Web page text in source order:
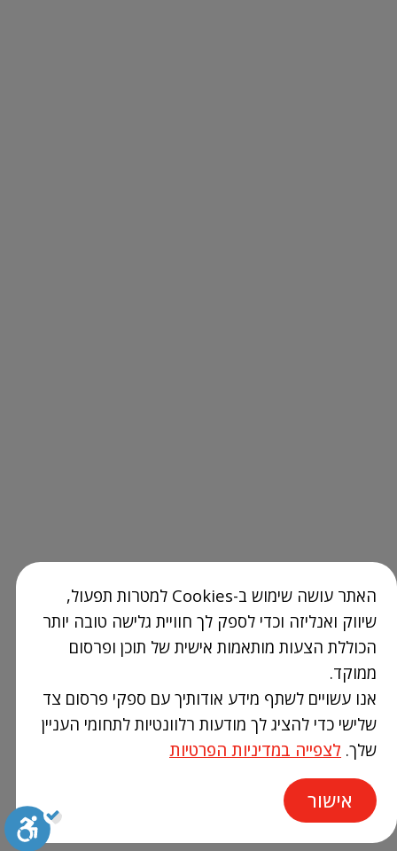
האתר עושה שימוש ב-Cookies למטרות תפעול,
שיווק ואנליזה וכדי לספק לך חוויית גלישה טובה יותר
הכוללת הצעות מותאמות אישית של תוכן ופרסום
ממוקד.
אנו עשויים לשתף מידע אודותיך עם ספקי פרסום צד
שלישי כדי להציג לך מודעות רלוונטיות לתחומי העניין
שלך. לצפייה במדיניות הפרטיות
אישור